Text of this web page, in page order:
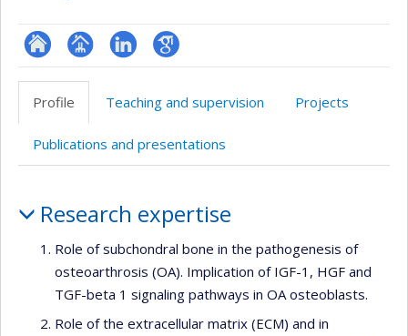
ResearchGate
Page
(faculté,département,école)
LinkedInGoogle
Profile Teaching and supervision Projects
Publications and presentations
Research expertise
Role of subchondral bone in the pathogenesis of
osteoarthrosis (OA). Implication of IGF-1, HGF and
TGF-beta 1 signaling pathways in OA osteoblasts.
Role of the extracellular matrix (ECM) and in